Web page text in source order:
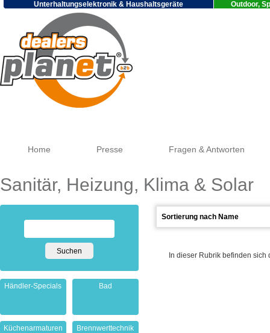
Unterhaltungselektronik & Haushaltsgeräte Outdoor,
Home Presse Fragen & Antworten
Sanitär, Heizung, Klima & Solar
In dieser Rubrik befinden
Händler-Specials Bad
Küchenarmaturen
Brennwerttechnik